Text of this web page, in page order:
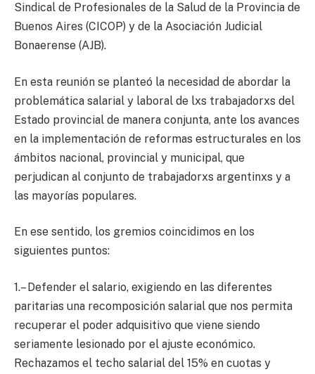
Sindical de Profesionales de la Salud de la Provincia de
Buenos Aires (CICOP) y de la Asociación Judicial
Bonaerense (AJB).
En esta reunión se planteó la necesidad de abordar la
problemática salarial y laboral de lxs trabajadorxs del
Estado provincial de manera conjunta, ante los avances
en la implementación de reformas estructurales en los
ámbitos nacional, provincial y municipal, que
perjudican al conjunto de trabajadorxs argentinxs y a
las mayorías populares.
En ese sentido, los gremios coincidimos en los
siguientes puntos:
1.– Defender el salario, exigiendo en las diferentes
paritarias una recomposición salarial que nos permita
recuperar el poder adquisitivo que viene siendo
seriamente lesionado por el ajuste económico.
Rechazamos el techo salarial del 15% en cuotas y